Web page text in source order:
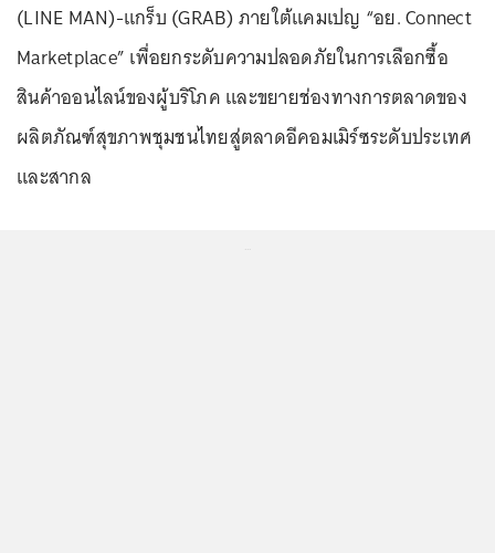
(LINE MAN)-แกร็บ (GRAB) ภายใต้แคมเปญ “อย. Connect
Marketplace” เพื่อยกระดับความปลอดภัยในการเลือกซื้อ
สินค้าออนไลน์ของผู้บริโภค และขยายช่องทางการตลาดของ
ผลิตภัณฑ์สุขภาพชุมชนไทยสู่ตลาดอีคอมเมิร์ซระดับประเทศ
และสากล